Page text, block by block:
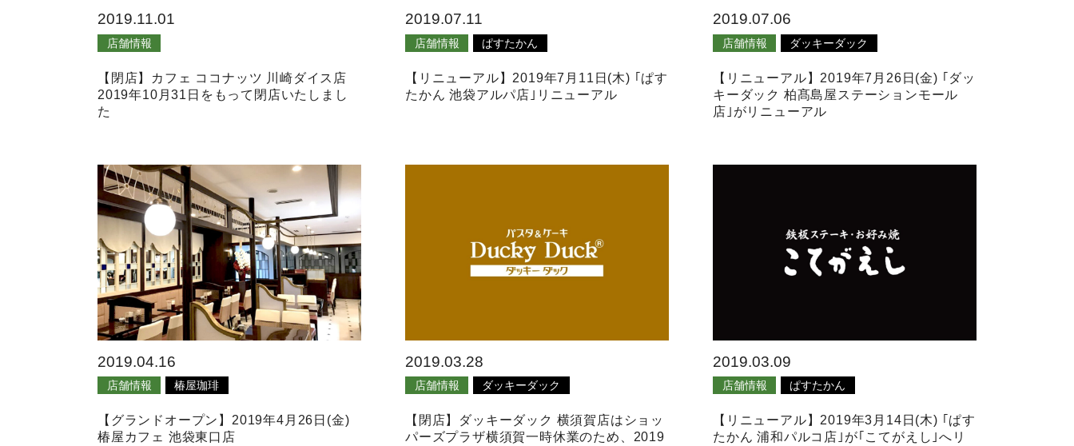
2019.11.01
店舗情報
【閉店】カフェ ココナッツ 川崎ダイス店
2019年10月31日をもって閉店いたしまし
た
2019.07.11
店舗情報 ぱすたかん
【リニューアル】2019年7月11日(木) ｢ぱす
たかん 池袋アルパ店｣リニューアル
2019.07.06
店舗情報 ダッキーダック
【リニューアル】2019年7月26日(金) ｢ダッ
キーダック 柏髙島屋ステーションモール
店｣がリニューアル
2019.04.16
店舗情報 椿屋珈琲
【グランドオープン】2019年4月26日(金)
椿屋カフェ 池袋東口店
2019.03.28
店舗情報 ダッキーダック
【閉店】ダッキーダック 横須賀店はショッ
パーズプラザ横須賀一時休業のため、2019
2019.03.09
店舗情報 ぱすたかん
【リニューアル】2019年3月14日(木) ｢ぱす
たかん 浦和パルコ店｣が｢こてがえし｣へリ